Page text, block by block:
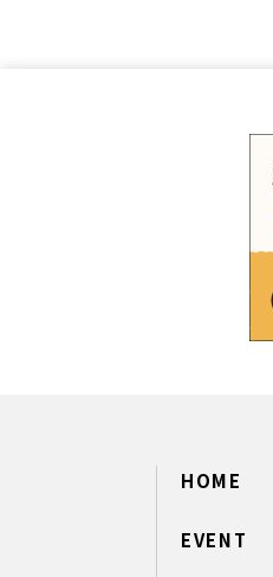
HOME
EVENT